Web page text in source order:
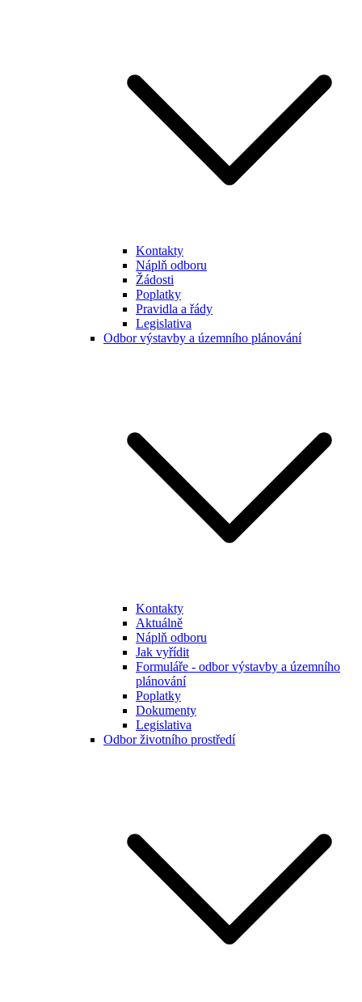
Kontakty
Náplň odboru
Žádosti
Poplatky
Pravidla a řády
Legislativa
Odbor výstavby a územního plánování
Kontakty
Aktuálně
Náplň odboru
Jak vyřídit
Formuláře - odbor výstavby a územního
plánování
Poplatky
Dokumenty
Legislativa
Odbor životního prostředí